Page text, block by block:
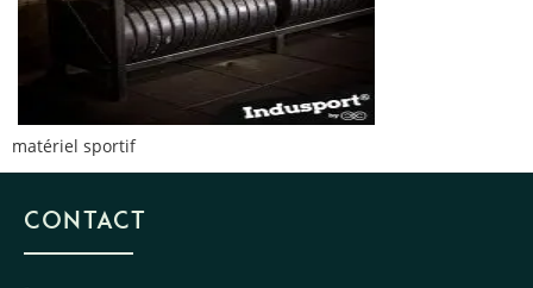
matériel sportif
CONTACT